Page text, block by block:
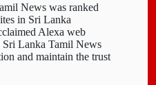
News was ranked
in Sri Lanka
Alexa web
Sri Lanka Tamil News
and maintain the trust